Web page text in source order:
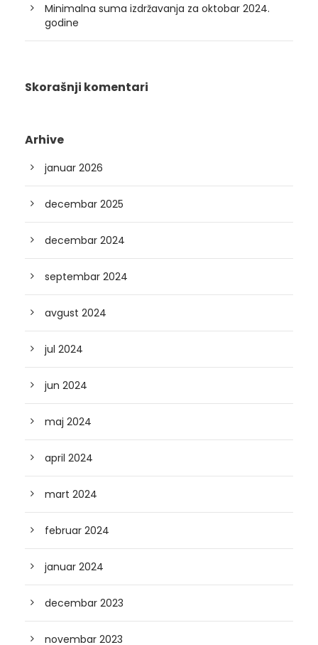
Minimalna suma izdržavanja za oktobar 2024.
godine
Skorašnji komentari
Arhive
januar 2026
decembar 2025
decembar 2024
septembar 2024
avgust 2024
jul 2024
jun 2024
maj 2024
april 2024
mart 2024
februar 2024
januar 2024
decembar 2023
novembar 2023